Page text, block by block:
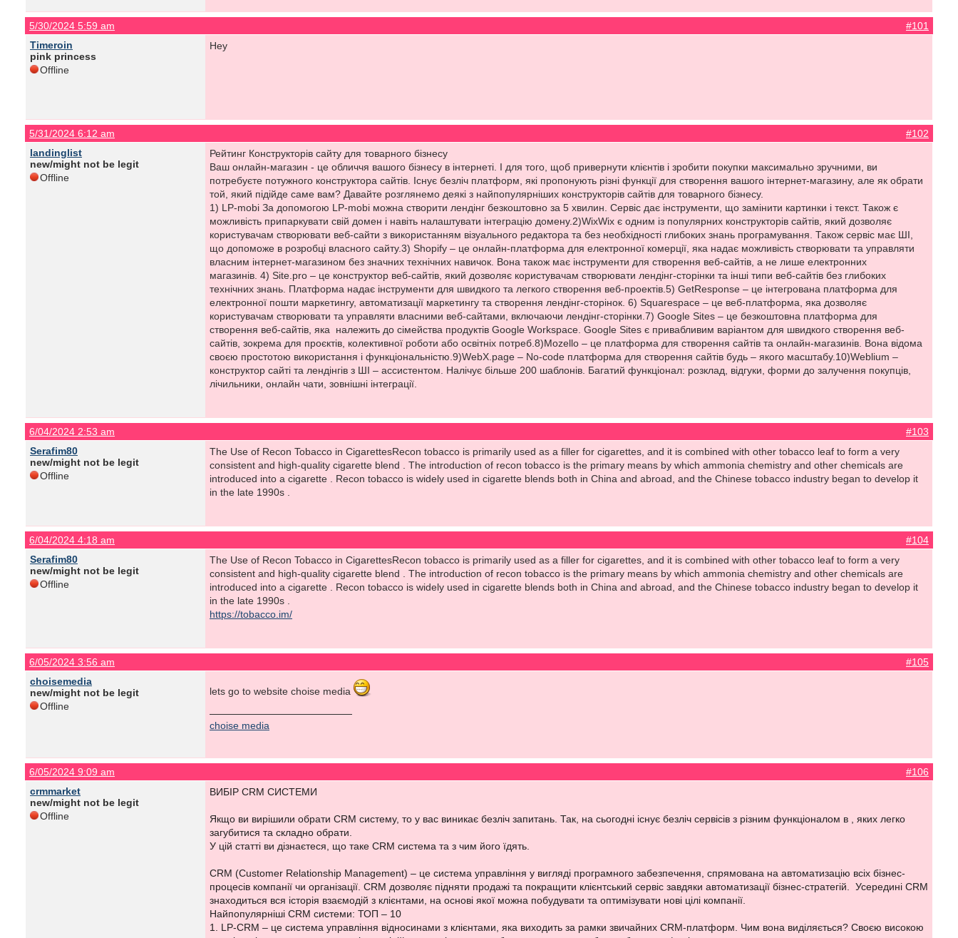
5/30/2024 5:59 am
#101
Timeroin
pink princess
Offline
Hey
5/31/2024 6:12 am
#102
landinglist
new/might not be legit
Offline
Рейтинг Конструкторів сайту для товарного бізнесу
Ваш онлайн-магазин - це обличчя вашого бізнесу в інтернеті. І для того, щоб привернути клієнтів і зробити покупки максимально зручними, ви
потребуєте потужного конструктора сайтів. Існує безліч платформ, які пропонують різні функції для створення вашого інтернет-магазину, але як обрати
той, який підійде саме вам? Давайте розглянемо деякі з найпопулярніших конструкторів сайтів для товарного бізнесу.
1) LP-mobi За допомогою LP-mobi можна створити лендінг безкоштовно за 5 хвилин. Сервіс дає інструменти, що замінити картинки і текст. Також є
можливість припаркувати свій домен і навіть налаштувати інтеграцію домену.2)WixWix є одним із популярних конструкторів сайтів, який дозволяє
користувачам створювати веб-сайти з використанням візуального редактора та без необхідності глибоких знань програмування. Також сервіс має ШІ,
що допоможе в розробці власного сайту.3) Shopify – це онлайн-платформа для електронної комерції, яка надає можливість створювати та управляти
власним інтернет-магазином без значних технічних навичок. Вона також має інструменти для створення веб-сайтів, а не лише електронних
магазинів. 4) Site.pro – це конструктор веб-сайтів, який дозволяє користувачам створювати лендінг-сторінки та інші типи веб-сайтів без глибоких
технічних знань. Платформа надає інструменти для швидкого та легкого створення веб-проектів.5) GetResponse – це інтегрована платформа для
електронної пошти маркетингу, автоматизації маркетингу та створення лендінг-сторінок. 6) Squarespace – це веб-платформа, яка дозволяє
користувачам створювати та управляти власними веб-сайтами, включаючи лендінг-сторінки.7) Google Sites – це безкоштовна платформа для
створення веб-сайтів, яка належить до сімейства продуктів Google Workspace. Google Sites є привабливим варіантом для швидкого створення веб-
сайтів, зокрема для проєктів, колективної роботи або освітніх потреб.8)Mozello – це платформа для створення сайтів та онлайн-магазинів. Вона відома
своєю простотою використання і функціональністю.9)WebX.page – No-code платформа для створення сайтів будь – якого масштабу.10)Weblium –
конструктор сайті та лендінгів з ШІ – ассистентом. Налічує більше 200 шаблонів. Багатий функціонал: розклад, відгуки, форми до залучення покупців,
лічильники, онлайн чати, зовнішні інтеграції.
6/04/2024 2:53 am
#103
Serafim80
new/might not be legit
Offline
The Use of Recon Tobacco in CigarettesRecon tobacco is primarily used as a filler for cigarettes, and it is combined with other tobacco leaf to form a very
consistent and high-quality cigarette blend . The introduction of recon tobacco is the primary means by which ammonia chemistry and other chemicals are
introduced into a cigarette . Recon tobacco is widely used in cigarette blends both in China and abroad, and the Chinese tobacco industry began to develop it
in the late 1990s .
6/04/2024 4:18 am
#104
Serafim80
new/might not be legit
Offline
The Use of Recon Tobacco in CigarettesRecon tobacco is primarily used as a filler for cigarettes, and it is combined with other tobacco leaf to form a very
consistent and high-quality cigarette blend . The introduction of recon tobacco is the primary means by which ammonia chemistry and other chemicals are
introduced into a cigarette . Recon tobacco is widely used in cigarette blends both in China and abroad, and the Chinese tobacco industry began to develop it
in the late 1990s .
https://tobacco.im/
6/05/2024 3:56 am
#105
choisemedia
new/might not be legit
Offline
lets go to website choise media
choise media
6/05/2024 9:09 am
#106
crmmarket
new/might not be legit
Offline
ВИБІР CRM СИСТЕМИ
Якщо ви вирішили обрати CRM систему, то у вас виникає безліч запитань. Так, на сьогодні існує безліч сервісів з різним функціоналом в , яких легко
загубитися та складно обрати.
У цій статті ви дізнаєтеся, що таке CRM система та з чим його їдять.
CRM (Customer Relationship Management) – це система управління у вигляді програмного забезпечення, спрямована на автоматизацію всіх бізнес-
процесів компанії чи організації. CRM дозволяє підняти продажі та покращити клієнтський сервіс завдяки автоматизації бізнес-стратегій. Усередині CRM
знаходиться вся історія взаємодій з клієнтами, на основі якої можна побудувати та оптимізувати нові цілі компанії.
Найпопулярніші CRM системи: ТОП – 10
1. LP-CRM – це система управління відносинами з клієнтами, яка виходить за рамки звичайних CRM-платформ. Чим вона виділяється? Своєю високою